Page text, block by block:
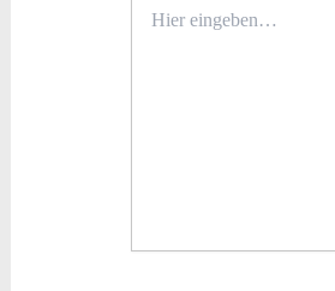
eingeben…